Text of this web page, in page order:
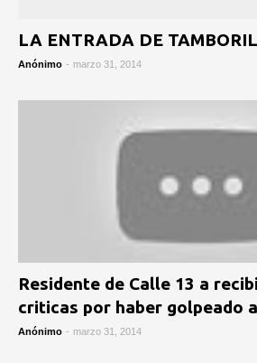
LA ENTRADA DE
Anónimo - marzo 31, 2014
Residente de Calle 13 a
criticas por haber golpeado
Anónimo - marzo 31, 2014